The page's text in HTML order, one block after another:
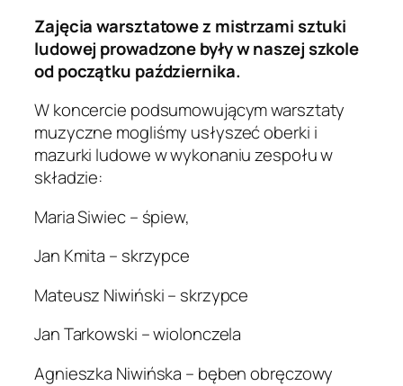
Zajęcia warsztatowe z mistrzami sztuki
ludowej prowadzone były w naszej szkole
od początku października.
W koncercie podsumowującym warsztaty
muzyczne mogliśmy usłyszeć oberki i
mazurki ludowe w wykonaniu zespołu w
składzie:
Maria Siwiec – śpiew,
Jan Kmita – skrzypce
Mateusz Niwiński – skrzypce
Jan Tarkowski – wiolonczela
Agnieszka Niwińska – bęben obręczowy